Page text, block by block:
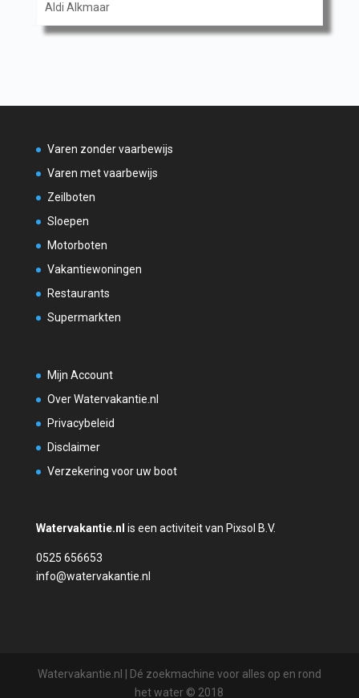
Aldi Alkmaar
Varen zonder vaarbewijs
Varen met vaarbewijs
Zeilboten
Sloepen
Motorboten
Vakantiewoningen
Restaurants
Supermarkten
Mijn Account
Over Watervakantie.nl
Privacybeleid
Disclaimer
Verzekering voor uw boot
Watervakantie.nl is een activiteit van Pixsol B.V.
0525 656653
info@watervakantie.nl
Watervakantie.nl | Dé zoekmachine voor alles op en rond
het water © 2018